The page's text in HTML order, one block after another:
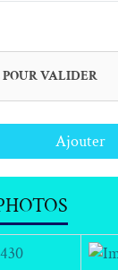
VALIDER
Ajouter